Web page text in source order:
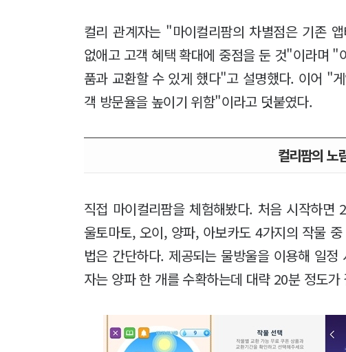
컬리 관계자는 "마이컬리팜의 차별점은 기존
없애고 고객 혜택 확대에 중점을 둔 것"이라며
품과 교환할 수 있게 했다"고 설명했다. 이어 "
객 방문율을 높이기 위함"이라고 덧붙였다.
컬리팜의 노
직접 마이컬리팜을 체험해봤다. 처음 시작하면
울토마토, 오이, 양파, 아보카도 4가지의 작물
법은 간단하다. 제공되는 물방울을 이용해 일
자는 양파 한 개를 수확하는데 대략 20분 정도가